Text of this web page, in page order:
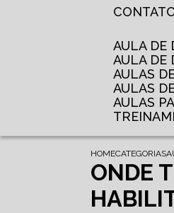
AULA
AULA
AULAS
AULAS
AULAS
HOMECATEGORIAS
ONDE